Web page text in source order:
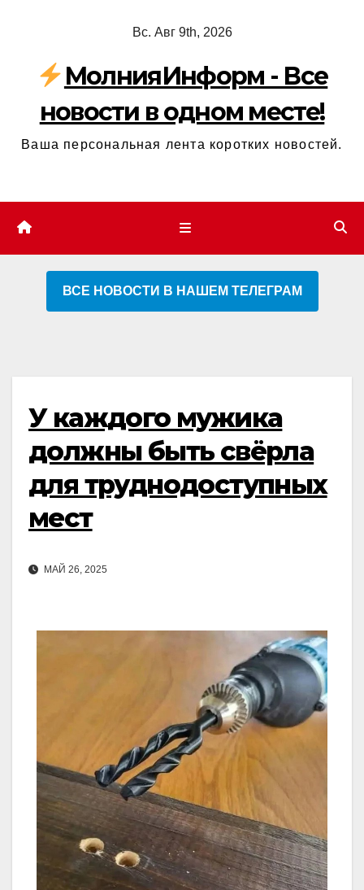
содержимому
Вс. Авг 9th, 2026
МолнияИнформ - Все
новости в одном месте!
Ваша персональная лента коротких новостей.
ВСЕ НОВОСТИ В НАШЕМ ТЕЛЕГРАМ
У каждого мужика
должны быть свёрла
для труднодоступных
мест
МАЙ 26, 2025